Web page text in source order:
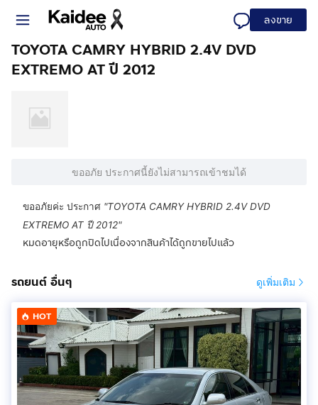
ลงขาย
TOYOTA CAMRY HYBRID 2.4V DVD
EXTREMO AT ปี 2012
ขออภัย ประกาศนี้ยังไม่สามารถเข้าชมได้
ขออภัยค่ะ ประกาศ "TOYOTA CAMRY HYBRID 2.4V DVD
EXTREMO AT ปี 2012"
หมดอายุหรือถูกปิดไปเนื่องจากสินค้าได้ถูกขายไปแล้ว
รถยนต์ อื่นๆ ดูเพิ่มเติม
HOT